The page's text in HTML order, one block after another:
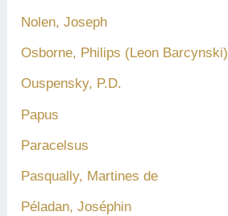
Nolen, Joseph
Osborne, Philips (Leon Barcynski)
Ouspensky, P.D.
Papus
Paracelsus
Pasqually, Martines de
Péladan, Joséphin